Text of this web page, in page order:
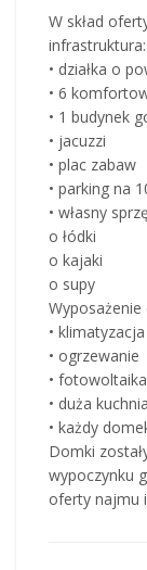
W skład
infrastruktura:
• działka o
• 6
• 1 budynek
• jacuzzi
• plac zabaw
• parking na
• własny
o łódki
o kajaki
o supy
• klimatyzacja
• ogrzewanie
• fotowoltaika
• duża kuchnia
• każdy
Domki
wypoczynku
oferty najmu